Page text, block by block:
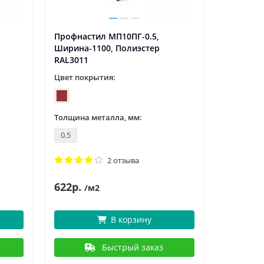
Профнастил МП10ПГ-0.5,
Ширина-1100, Полиэстер
RAL3011
Цвет покрытия:
Толщина металла, мм:
0.5
2 отзыва
622р. /м2
В корзину
Быстрый заказ